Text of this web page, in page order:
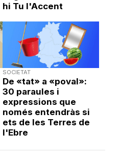
hi Tu l'Accent
SOCIETAT
De «tat» a «poval»:
30 paraules i
expressions que
només entendràs si
ets de les Terres de
l'Ebre